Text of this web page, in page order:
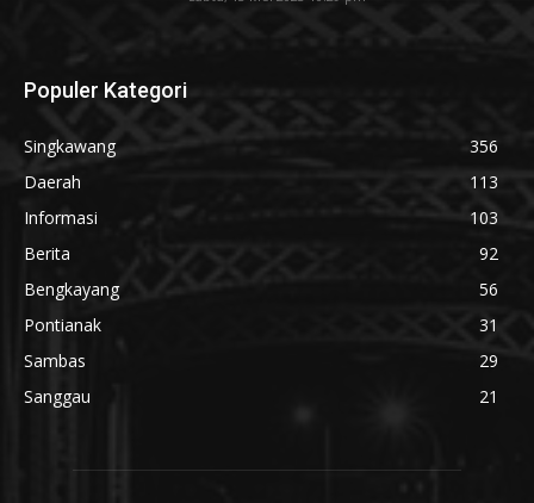
Populer Kategori
Singkawang
356
Daerah
113
Informasi
103
Berita
92
Bengkayang
56
Pontianak
31
Sambas
29
Sanggau
21